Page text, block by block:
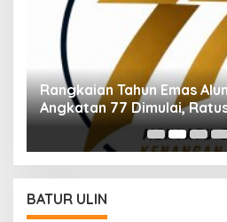
Muradi Sebut Dugaan
Dilihat dari Sisi Hukum
BATUR ULIN